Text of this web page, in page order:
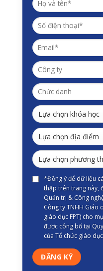
*Đồng ý để dữ liệu
thập trên trang này,
Quản trị & Công
Công ty TNHH Giáo
giáo dục FPT) cho
được công bố tại
của Tổ chức giáo dục